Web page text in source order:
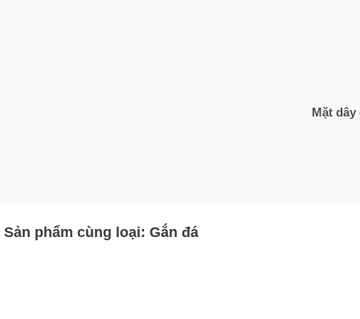
Mặt dây
Sản phẩm cùng loại: Gắn đá